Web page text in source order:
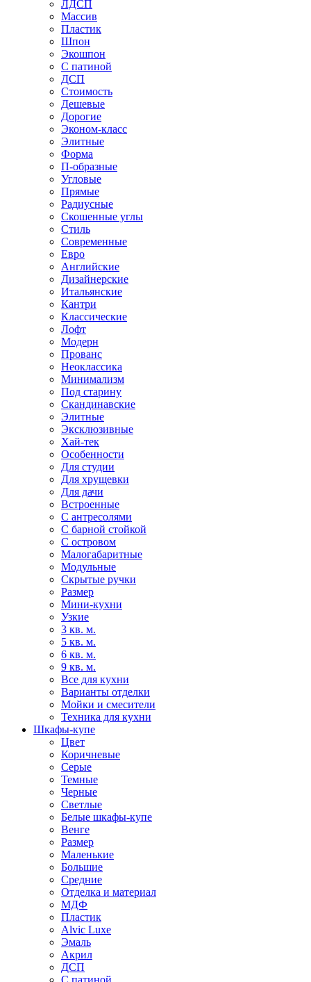
ЛДСП
Массив
Пластик
Шпон
Экошпон
С патиной
ДСП
Стоимость
Дешевые
Дорогие
Эконом-класс
Элитные
Форма
П-образные
Угловые
Прямые
Радиусные
Скошенные углы
Стиль
Современные
Евро
Английские
Дизайнерские
Итальянские
Кантри
Классические
Лофт
Модерн
Прованс
Неоклассика
Минимализм
Под старину
Скандинавские
Элитные
Эксклюзивные
Хай-тек
Особенности
Для студии
Для хрущевки
Для дачи
Встроенные
С антресолями
С барной стойкой
С островом
Малогабаритные
Модульные
Скрытые ручки
Размер
Мини-кухни
Узкие
3 кв. м.
5 кв. м.
6 кв. м.
9 кв. м.
Все для кухни
Варианты отделки
Мойки и смесители
Техника для кухни
Шкафы-купе
Цвет
Коричневые
Серые
Темные
Черные
Светлые
Белые шкафы-купе
Венге
Размер
Маленькие
Большие
Средние
Отделка и материал
МДФ
Пластик
Alvic Luxe
Эмаль
Акрил
ДСП
С патиной